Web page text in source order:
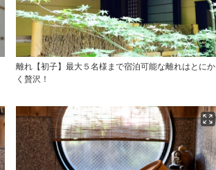
離れ【初子】最大５名様まで宿泊可能な離れはとにか
く贅沢！